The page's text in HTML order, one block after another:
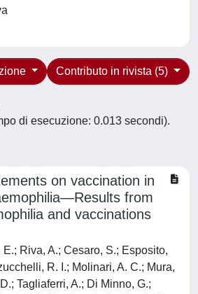
Contributo in rivista (5)
di esecuzione: 0.013 secondi).
on vaccination in
from
and vaccinations
Riva, A.; Cesaro, S.; Esposito,
R. I.; Molinari, A. C.; Mura,
Tagliaferri, A.; Di Minno, G.;